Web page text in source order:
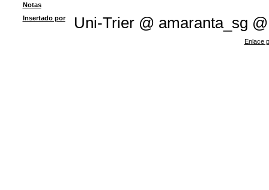
Notas
Insertado por
Uni-Trier @ amaranta_sg @
Enlace